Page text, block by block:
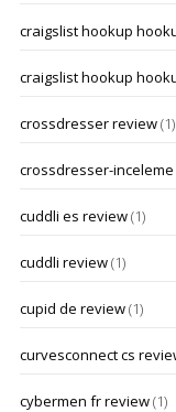
craigslist hookup
craigslist hookup
crossdresser review(1)
crossdresser-
cuddli es review(1)
cuddli review(1)
cupid de review(1)
curvesconnect cs
cybermen fr review(1)